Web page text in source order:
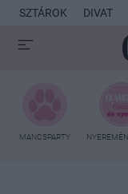
SZTÁROK DIVAT
MANCSPARTY